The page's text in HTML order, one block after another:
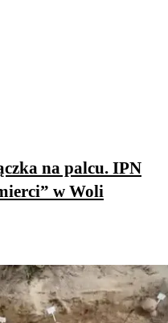
na palcu. IPN
w Woli